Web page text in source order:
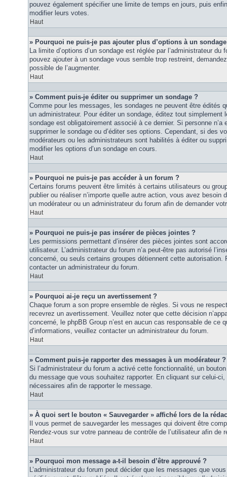
pouvez également spécifier une limite de temps en jours, puis
modifier leurs votes.
Haut
» Pourquoi ne puis-je pas ajouter plus d’options à un
La limite d’options d’un sondage est réglée par l’administrateur
pouvez ajouter à un sondage vous semble trop restreint,
possible de l’augmenter.
Haut
» Comment puis-je éditer ou supprimer un sondage ?
Comme pour les messages, les sondages ne peuvent être édités
un administrateur. Pour éditer un sondage, éditez tout simplement
sondage est obligatoirement associé à ce dernier. Si personne
supprimer le sondage ou d’éditer ses options. Cependant, si des
modérateurs ou les administrateurs sont habilités à éditer ou
modifier les options d’un sondage en cours.
Haut
» Pourquoi ne puis-je pas accéder à un forum ?
Certains forums peuvent être limités à certains utilisateurs ou
publier ou réaliser n’importe quelle autre action, vous avez besoin
un modérateur ou un administrateur du forum afin de demander
Haut
» Pourquoi ne puis-je pas insérer de pièces jointes ?
Les permissions permettant d’insérer des pièces jointes sont
utilisateur. L’administrateur du forum n’a peut-être pas autorisé
concerné, ou seuls certains groupes détiennent cette autorisation.
contacter un administrateur du forum.
Haut
» Pourquoi ai-je reçu un avertissement ?
Chaque forum a son propre ensemble de règles. Si vous ne
recevrez un avertissement. Veuillez noter que cette décision
concerné, le phpBB Group n’est en aucun cas responsable de ce
d’informations, veuillez contacter un administrateur du forum.
Haut
» Comment puis-je rapporter des messages à un modérateur ?
Si l’administrateur du forum a activé cette fonctionnalité, un
du message que vous souhaitez rapporter. En cliquant sur celui-
nécessaires afin de rapporter le message.
Haut
» À quoi sert le bouton « Sauvegarder » affiché lors de la
Il vous permet de sauvegarder les messages qui doivent être
Rendez-vous sur votre panneau de contrôle de l’utilisateur afin de
Haut
» Pourquoi mon message a-t-il besoin d’être approuvé ?
L’administrateur du forum peut décider que les messages que